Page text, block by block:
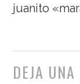
juanito
DEJA UNA